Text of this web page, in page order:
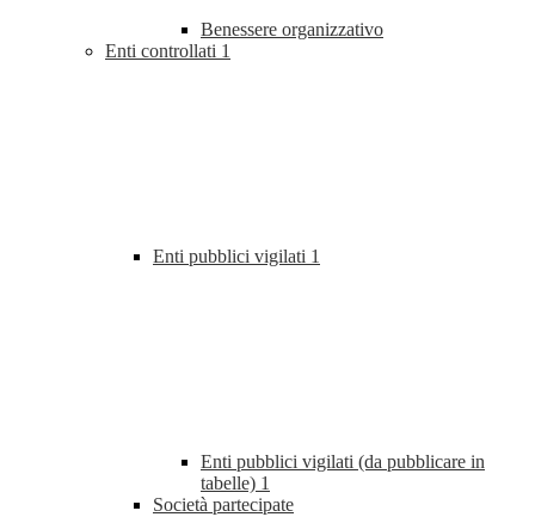
Benessere organizzativo
Enti controllati 1
Enti pubblici vigilati 1
Enti pubblici vigilati (da pubblicare in
tabelle) 1
Società partecipate